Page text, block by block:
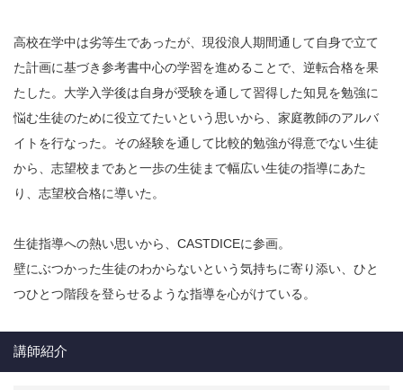
高校在学中は劣等生であったが、現役浪人期間通して自身で立て
た計画に基づき参考書中心の学習を進めることで、逆転合格を果
たした。大学入学後は自身が受験を通して習得した知見を勉強に
悩む生徒のために役立てたいという思いから、家庭教師のアルバ
イトを行なった。その経験を通して比較的勉強が得意でない生徒
から、志望校まであと一歩の生徒まで幅広い生徒の指導にあた
り、志望校合格に導いた。
生徒指導への熱い思いから、CASTDICEに参画。
壁にぶつかった生徒のわからないという気持ちに寄り添い、ひと
つひとつ階段を登らせるような指導を心がけている。
講師紹介